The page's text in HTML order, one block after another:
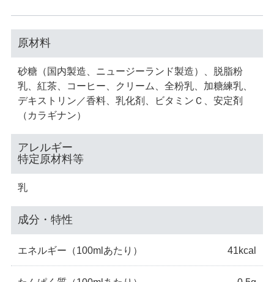
原材料
砂糖（国内製造、ニュージーランド製造）、脱脂粉
乳、紅茶、コーヒー、クリーム、全粉乳、加糖練乳、
デキストリン／香料、乳化剤、ビタミンＣ、安定剤
（カラギナン）
アレルギー
特定原材料等
乳
成分・特性
エネルギー （100mlあたり） 41kcal